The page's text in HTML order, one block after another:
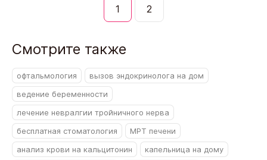
1 2
Смотрите также
офтальмология
вызов эндокринолога на дом
ведение беременности
лечение невралгии тройничного нерва
бесплатная стоматология
МРТ печени
анализ крови на кальцитонин
капельница на дому